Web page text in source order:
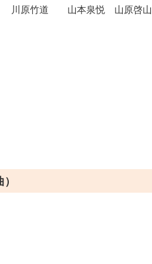
原竹道 山本泉悦 山原啓山